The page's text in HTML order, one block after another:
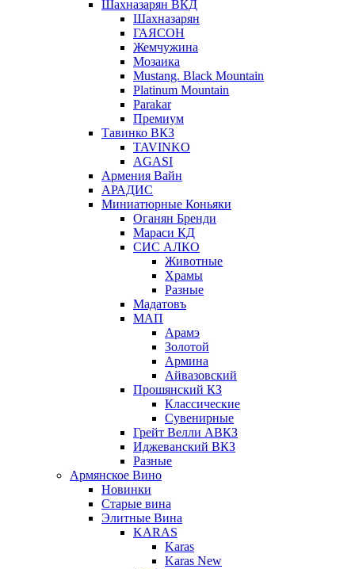
Шахназарян ВКД
Шахназарян
ГАЯСОН
Жемчужина
Мозаика
Mustang. Black Mountain
Platinum Mountain
Parakar
Премиум
Тавинко ВКЗ
TAVINKO
AGASI
Армения Вайн
АРАДИС
Миниатюрные Коньяки
Оганян Бренди
Мараси КД
СИС АЛКО
Животные
Храмы
Разные
Мадатовъ
МАП
Арамэ
Золотой
Армина
Айвазовский
Прошянский КЗ
Классические
Сувенирные
Грейт Велли АВКЗ
Иджеванский ВКЗ
Разные
Армянское Вино
Новинки
Старые вина
Элитные Вина
KARAS
Karas
Karas New